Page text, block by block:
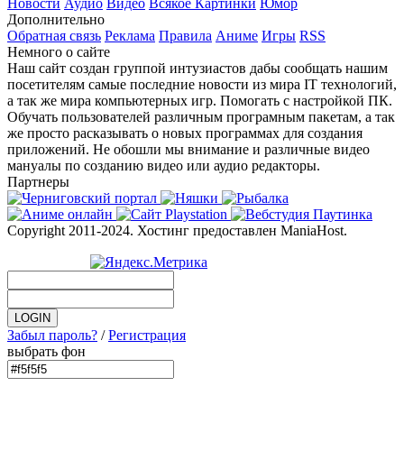
Дополнительно
Обратная связь Реклама Правила Аниме Игры RSS
Немного о сайте
Наш сайт создан группой интузиастов дабы сообщать нашим
посетителям самые последние новости из мира IT технологий,
а так же мира компьютерных игр. Помогать с настройкой ПК.
Обучать пользователей различным програмным пакетам, а так
же просто расказывать о новых программах для создания
приложений. Не обошли мы внимание и различные видео
мануалы по созданию видео или аудио редакторы.
Партнеры
Copyright 2011-2024. Хостинг предоставлен ManiaHost.
Забыл пароль? /Регистрация
выбрать фон